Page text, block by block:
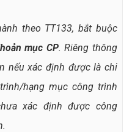
theo TT133, bắt buộc
mục CP. Riêng thông
nếu xác định được là chi
hạng mục công trình
xác định được công